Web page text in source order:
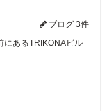
ブログ 3件
にあるTRIKONAビル